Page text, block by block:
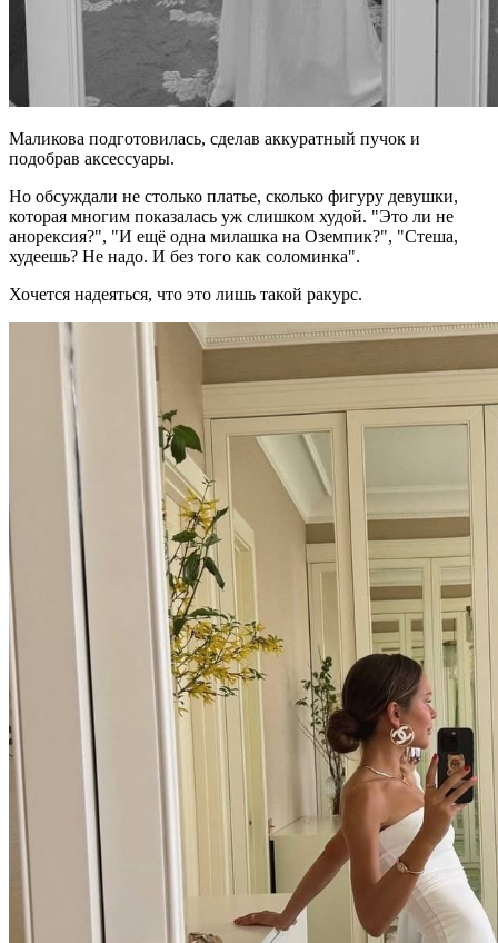
Маликова подготовилась, сделав аккуратный пучок и
подобрав аксессуары.
Но обсуждали не столько платье, сколько фигуру девушки,
которая многим показалась уж слишком худой. "Это ли не
анорексия?", "И ещё одна милашка на Оземпик?", "Стеша,
худеешь? Не надо. И без того как соломинка".
Хочется надеяться, что это лишь такой ракурс.